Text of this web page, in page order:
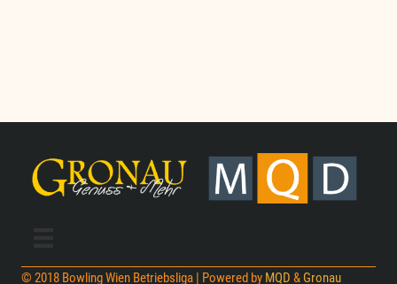
© 2018 Bowling Wien Betriebsliga | Powered by MQD & Gronau